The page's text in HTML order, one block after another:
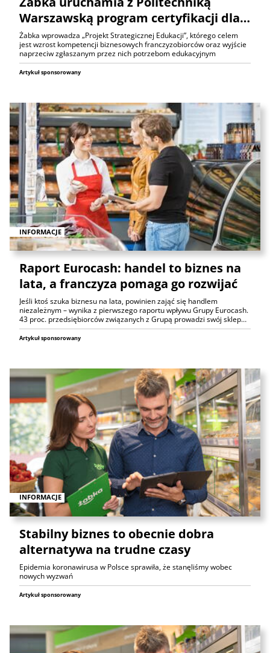
Warszawską program certyfikacji dla…
Żabka wprowadza „Projekt Strategicznej Edukacji”, którego celem
jest wzrost kompetencji biznesowych franczyzobiorców oraz wyjście
naprzeciw zgłaszanym przez nich potrzebom edukacyjnym
Artykuł sponsorowany
INFORMACJE
Raport Eurocash: handel to biznes na
lata, a franczyza pomaga go rozwijać
Jeśli ktoś szuka biznesu na lata, powinien zająć się handlem
niezależnym – wynika z pierwszego raportu wpływu Grupy Eurocash.
43 proc. przedsiębiorców związanych z Grupą prowadzi swój sklep…
Artykuł sponsorowany
INFORMACJE
Stabilny biznes to obecnie dobra
alternatywa na trudne czasy
Epidemia koronawirusa w Polsce sprawiła, że stanęliśmy wobec
nowych wyzwań
Artykuł sponsorowany